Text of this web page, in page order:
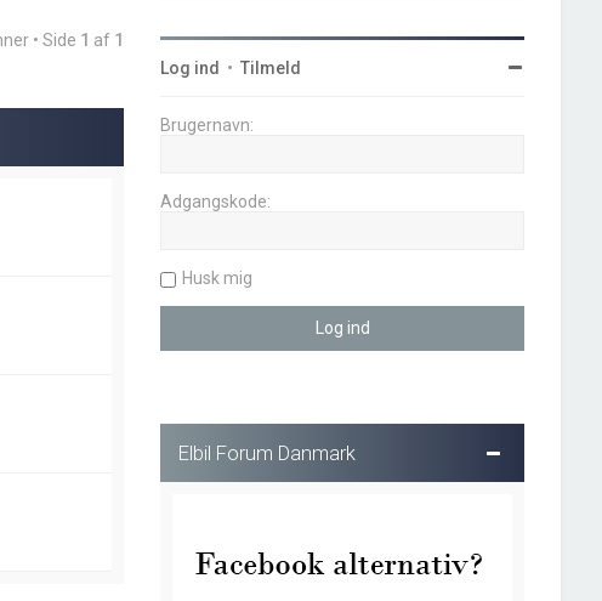
• Side 1 af 1
Log ind •Tilmeld
Brugernavn:
Adgangskode:
Husk mig
Elbil Forum Danmark